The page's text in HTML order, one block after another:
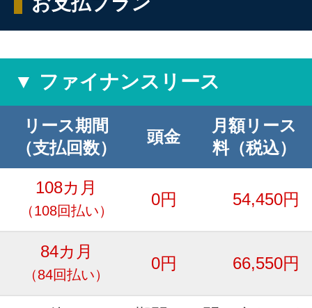
▼ ファイナンスリース
リース期間
（支払回数）
頭金
月額リース
料（税込）
108カ月
（108回払い）
0円 54,450円
84カ月
（84回払い）
0円 66,550円